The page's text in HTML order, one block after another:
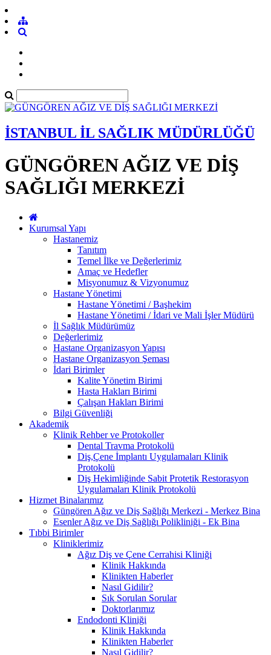
İSTANBUL İL SAĞLIK MÜDÜRLÜĞÜ
GÜNGÖREN AĞIZ VE DİŞ
SAĞLIĞI MERKEZİ
Kurumsal Yapı
Hastanemiz
Tanıtım
Temel İlke ve Değerlerimiz
Amaç ve Hedefler
Misyonumuz & Vizyonumuz
Hastane Yönetimi
Hastane Yönetimi / Başhekim
Hastane Yönetimi / İdari ve Mali İşler Müdürü
İl Sağlık Müdürümüz
Değerlerimiz
Hastane Organizasyon Yapısı
Hastane Organizasyon Şeması
İdari Birimler
Kalite Yönetim Birimi
Hasta Hakları Birimi
Çalışan Hakları Birimi
Bilgi Güvenliği
Akademik
Klinik Rehber ve Protokoller
Dental Travma Protokolü
Diş,Çene İmplantı Uygulamaları Klinik
Protokolü
Diş Hekimliğinde Sabit Protetik Restorasyon
Uygulamaları Klinik Protokolü
Hizmet Binalarımız
Güngören Ağız ve Diş Sağlığı Merkezi - Merkez Bina
Esenler Ağız ve Diş Sağlığı Polikliniği - Ek Bina
Tıbbi Birimler
Kliniklerimiz
Ağız Diş ve Çene Cerrahisi Kliniği
Klinik Hakkında
Klinikten Haberler
Nasıl Gidilir?
Sık Sorulan Sorular
Doktorlarımız
Endodonti Kliniği
Klinik Hakkında
Klinikten Haberler
Nasıl Gidilir?